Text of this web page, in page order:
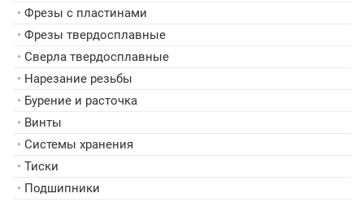
• Фрезы с пластинами
• Фрезы твердосплавные
• Сверла твердосплавные
• Нарезание резьбы
• Бурение и расточка
• Винты
• Системы хранения
• Тиски
• Подшипники